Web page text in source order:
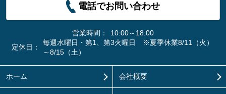
電話でお問い合わせ
営業時間：
10:00～18:00
定休日：
毎週水曜日・第1、第3火曜日 ※夏季休業8/11（火）
～8/15（土）
ホーム 会社概要